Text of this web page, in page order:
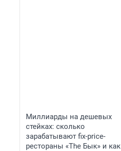
Миллиарды на дешевых
стейках: сколько
зарабатывают fix-price-
рестораны «The Бык» и как